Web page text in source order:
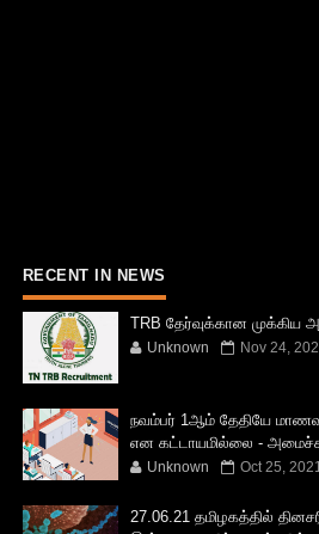
RECENT IN NEWS
TRB தேர்வுக்கான முக்கிய
Unknown Nov 24,
நவம்பர் 1ஆம் தேதியே
என கட்டாயமில்லை -
Unknown Oct 25,
27.06.21 தமிழகத்தில்